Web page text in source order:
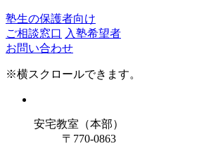
塾生の保護者向け
ご相談窓口 入塾希望者
お問い合わせ
※横スクロールできます。
安宅教室（本部）
〒770-0863